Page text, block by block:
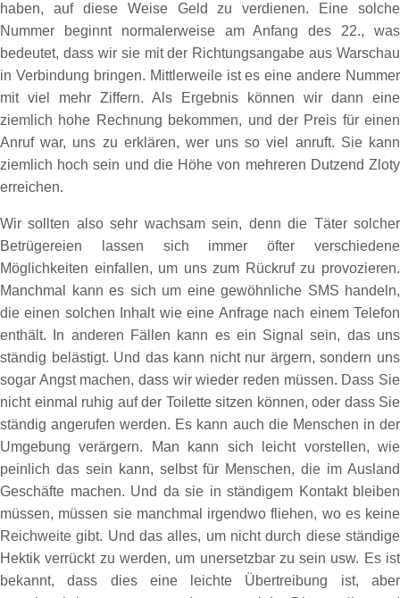
haben, auf diese Weise Geld zu verdienen. Eine solche
Nummer beginnt normalerweise am Anfang des 22., was
bedeutet, dass wir sie mit der Richtungsangabe aus Warschau
in Verbindung bringen. Mittlerweile ist es eine andere Nummer
mit viel mehr Ziffern. Als Ergebnis können wir dann eine
ziemlich hohe Rechnung bekommen, und der Preis für einen
Anruf war, uns zu erklären, wer uns so viel anruft. Sie kann
ziemlich hoch sein und die Höhe von mehreren Dutzend Zloty
erreichen.
Wir sollten also sehr wachsam sein, denn die Täter solcher
Betrügereien lassen sich immer öfter verschiedene
Möglichkeiten einfallen, um uns zum Rückruf zu provozieren.
Manchmal kann es sich um eine gewöhnliche SMS handeln,
die einen solchen Inhalt wie eine Anfrage nach einem Telefon
enthält. In anderen Fällen kann es ein Signal sein, das uns
ständig belästigt. Und das kann nicht nur ärgern, sondern uns
sogar Angst machen, dass wir wieder reden müssen. Dass Sie
nicht einmal ruhig auf der Toilette sitzen können, oder dass Sie
ständig angerufen werden. Es kann auch die Menschen in der
Umgebung verärgern. Man kann sich leicht vorstellen, wie
peinlich das sein kann, selbst für Menschen, die im Ausland
Geschäfte machen. Und da sie in ständigem Kontakt bleiben
müssen, müssen sie manchmal irgendwo fliehen, wo es keine
Reichweite gibt. Und das alles, um nicht durch diese ständige
Hektik verrückt zu werden, um unersetzbar zu sein usw. Es ist
bekannt, dass dies eine leichte Übertreibung ist, aber